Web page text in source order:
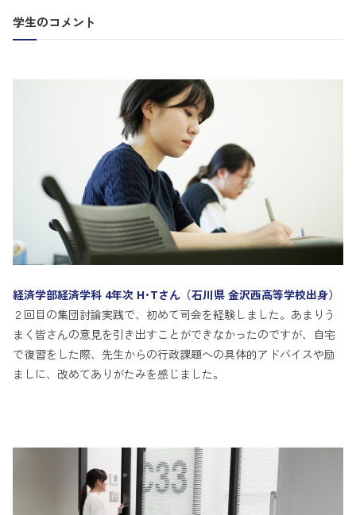
学生のコメント
経済学部経済学科 4年次 H･Tさん（石川県 金沢西高等学校出身）
２回目の集団討論実践で、初めて司会を経験しました。あまりう
まく皆さんの意見を引き出すことができなかったのですが、自宅
で復習をした際、先生からの行政課題への具体的アドバイスや励
ましに、改めてありがたみを感じました。